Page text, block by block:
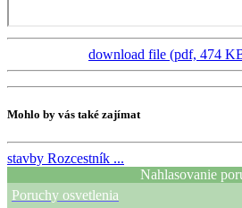
download file (pdf, 474
Mohlo by vás také zajímat
stavby Rozcestník ...
Nahlasovanie
Poruchy osvetlenia